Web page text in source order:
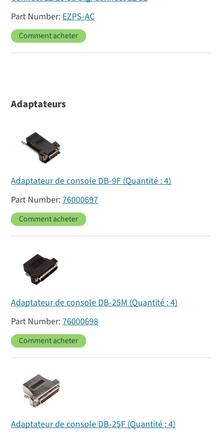
EZPS-AC
Comment acheter
Adaptateurs
Adaptateur de console DB-9F (Quantité : 4)
76000697
Comment acheter
Adaptateur de console DB-25M (Quantité : 4)
76000698
Comment acheter
Adaptateur de console DB-25F (Quantité : 4)